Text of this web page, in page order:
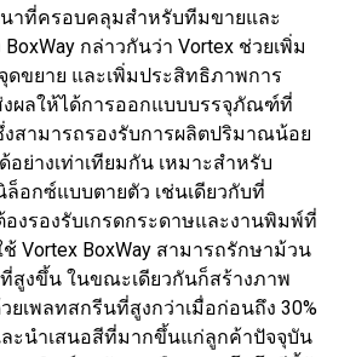
าที่ครอบคลุมสำหรับทีมขายและ
กล่าวกันว่า Vortex ช่วยเพิ่ม
ขยาย และเพิ่มประสิทธิภาพการ
ผลให้ได้การออกแบบบรรจุภัณฑ์ที่
สามารถรองรับการผลิตปริมาณน้อย
ย่างเท่าเทียมกัน เหมาะสำหรับ
อกซ์แบบตายตัว เช่นเดียวกับที่
องรองรับเกรดกระดาษและงานพิมพ์ที่
Vortex BoxWay สามารถรักษาม้วน
งขึ้น ในขณะเดียวกันก็สร้างภาพ
ยเพลทสกรีนที่สูงกว่าเมื่อก่อนถึง 30%
ละนำเสนอสีที่มากขึ้นแก่ลูกค้าปัจจุบัน